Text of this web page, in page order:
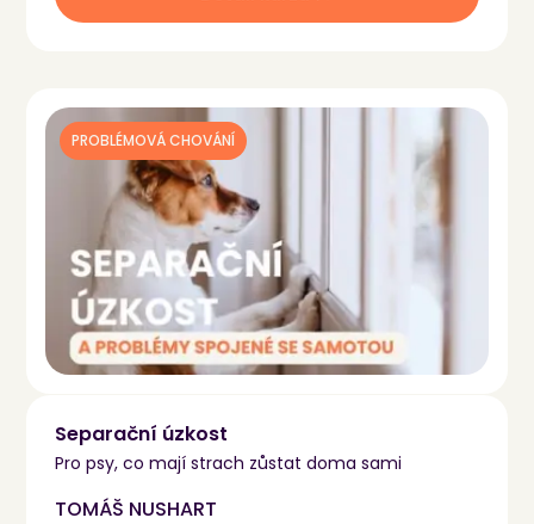
PROBLÉMOVÁ CHOVÁNÍ
Separační úzkost
Pro psy, co mají strach zůstat doma sami
TOMÁŠ NUSHART